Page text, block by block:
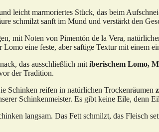
leicht marmoriertes Stück, das beim
schmilzt sanft im Mund und verstärkt den
mit Noten von Pimentón de la Vera,
eine feste, aber saftige Textur mit einem
das ausschließlich mit iberischem Lomo,
der Tradition.
Schinken reifen in natürlichen Trockenräumen
Schinkenmeister. Es gibt keine Eile, denn
langsam. Das Fett schmilzt, das Fleisch